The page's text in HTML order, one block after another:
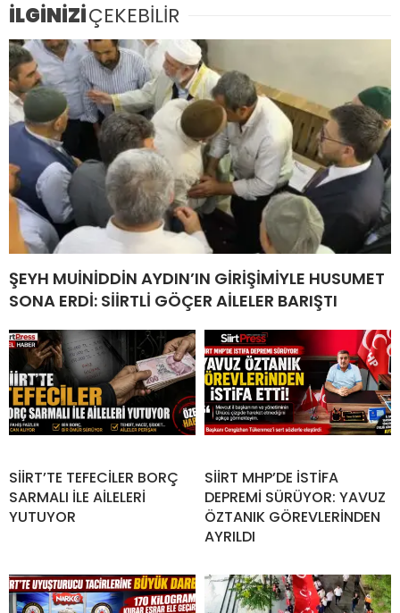
İLGİNİZİÇEKEBİLİR
ŞEYH MUİNİDDİN AYDIN’IN GİRİŞİMİYLE HUSUMET
SONA ERDİ: SİİRTLİ GÖÇER AİLELER BARIŞTI
SİİRT’TE TEFECİLER BORÇ
SARMALI İLE AİLELERİ
YUTUYOR
SİİRT MHP’DE İSTİFA
DEPREMİ SÜRÜYOR: YAVUZ
ÖZTANIK GÖREVLERİNDEN
AYRILDI